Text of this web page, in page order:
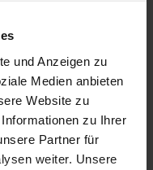
und Anzeigen zu
Medien anbieten
Website zu
zu Ihrer
Partner für
weiter. Unsere
Geen alternatieven
Balkonhutvan
€ 3.204p.p.
was€ 3.521
Suite